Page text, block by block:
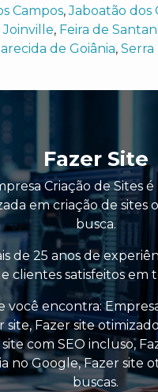
Campos,Jaboatão dos
Joinville, Feira de
de Goiânia, Serra
Fazer Site
Criação de Sites
em criação de sites
busca.
de 25 anos de
e clientes satisfeitos em
você encontra:
site,Fazer site
com SEO incluso,
no Google,Fazer site
buscas.